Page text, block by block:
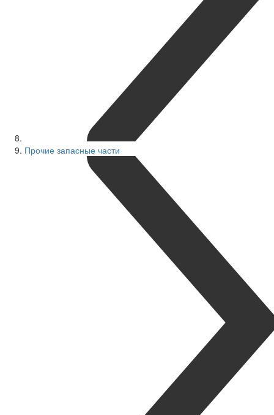
Прочие запасные части